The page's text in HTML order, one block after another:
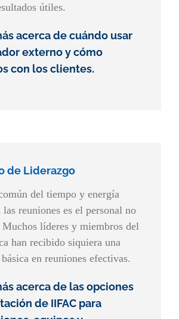
útiles.
acerca de cuándo usar
externo y cómo
con los clientes.
de Liderazgo
del tiempo y energía
las reuniones es el personal no
Muchos líderes y miembros del
han recibido siquiera una
en reuniones efectivas.
acerca de las opciones
de IIFAC para